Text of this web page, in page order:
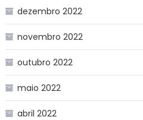
dezembro 2022
novembro 2022
outubro 2022
maio 2022
abril 2022